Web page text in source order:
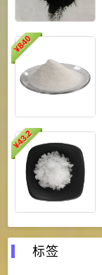
¥
840
¥
43.2
标签